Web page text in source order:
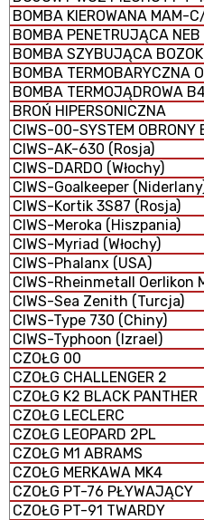
BOMBA KIEROWANA MAM-
BOMBA PENETRUJĄCA NEB
BOMBA SZYBUJĄCA BOZOK
BOMBA TERMOBARYCZNA
BOMBA TERMOJĄDROWA
BROŃ HIPERSONICZNA
CIWS-00-SYSTEM OBRONY
CIWS-AK-630 (Rosja)
CIWS-DARDO (Włochy)
CIWS-Goalkeeper
CIWS-Kortik 3S87 (Rosja)
CIWS-Meroka (Hiszpania)
CIWS-Myriad (Włochy)
CIWS-Phalanx (USA)
CIWS-Rheinmetall
CIWS-Sea Zenith (Turcja)
CIWS-Type 730 (Chiny)
CIWS-Typhoon (Izrael)
CZOŁG 00
CZOŁG CHALLENGER 2
CZOŁG K2 BLACK PANTHER
CZOŁG LECLERC
CZOŁG LEOPARD 2PL
CZOŁG M1 ABRAMS
CZOŁG MERKAWA MK4
CZOŁG PT-76 PŁYWAJĄCY
CZOŁG PT-91 TWARDY